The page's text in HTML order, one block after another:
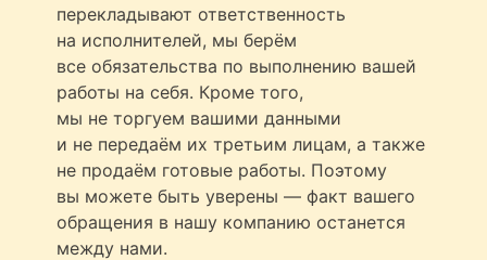
перекладывают ответственность
на исполнителей, мы берём
все обязательства по выполнению вашей
работы на себя. Кроме того,
мы не торгуем вашими данными
и не передаём их третьим лицам, а также
не продаём готовые работы. Поэтому
вы можете быть уверены — факт вашего
обращения в нашу компанию останется
между нами.